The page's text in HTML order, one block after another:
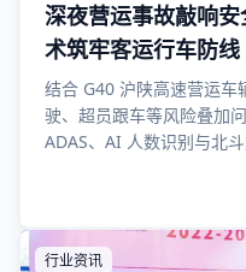
深夜营运事故敲响
术筑牢客运行车防线
结合 G40 沪陕高速营运车
驶、超员跟车等风险叠加
ADAS、AI 人数识别与北
行业资讯